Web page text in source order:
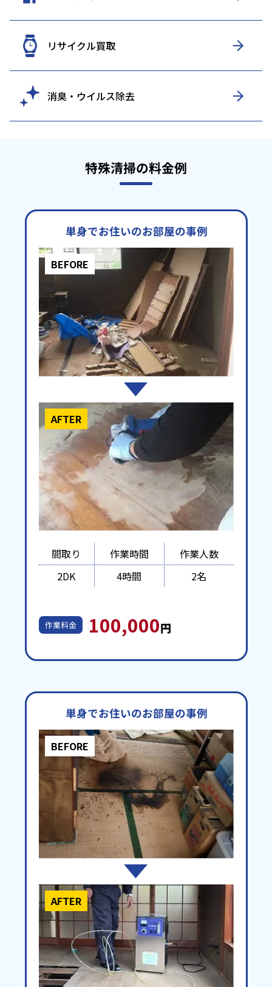
リサイクル買取
消臭・ウイルス除去
特殊清掃の料金例
単身でお住いのお部屋の事例
BEFORE
AFTER
間取り 作業時間
作業人数
2DK
4時間 2名
作業料金 100,000円
単身でお住いのお部屋の事例
BEFORE
AFTER